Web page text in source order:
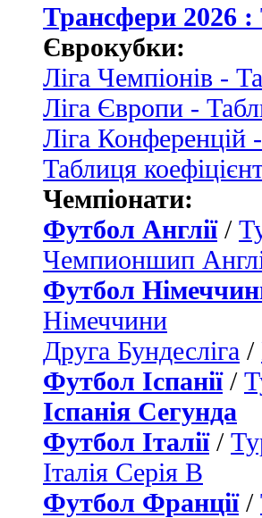
Трансфери 2026 :
Єврокубки:
Ліга Чемпіонів -
Ліга Європи -
Ліга Конференцій
Таблиця
Чемпіонати:
Футбол Англії/
Чемпионшип
Футбол
Німеччини
Друга Бундесліга /
Футбол Іспанії/
Іспанія Сегунда
Футбол Італії/
Італія Серія B
Футбол Франції/